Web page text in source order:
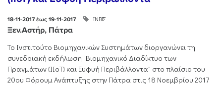
18-11-2017 έως 19-11-2017 ΙΝΒΙΣ
Ξεν.Αστήρ, Πάτρα
Το Ινστιτούτο Βιομηχανικών Συστημάτων διοργανώνει τη
συνεδριακή εκδήλωση "Βιομηχανικό Διαδίκτυο των
Πραγμάτων (IIoT) και Ευφυή Περιβάλλοντα" στο πλαίσιο του
20ου Φόρουμ Ανάπτυξης στην Πάτρα στις 18 Νοεμβρίου 2017